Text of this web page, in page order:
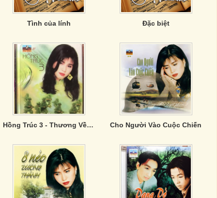
Tình của lính Đặc biệt
Hồng Trúc 3 - Thương Về Vùng Hỏa Tuyến Cho Người Vào Cuộc Chiến